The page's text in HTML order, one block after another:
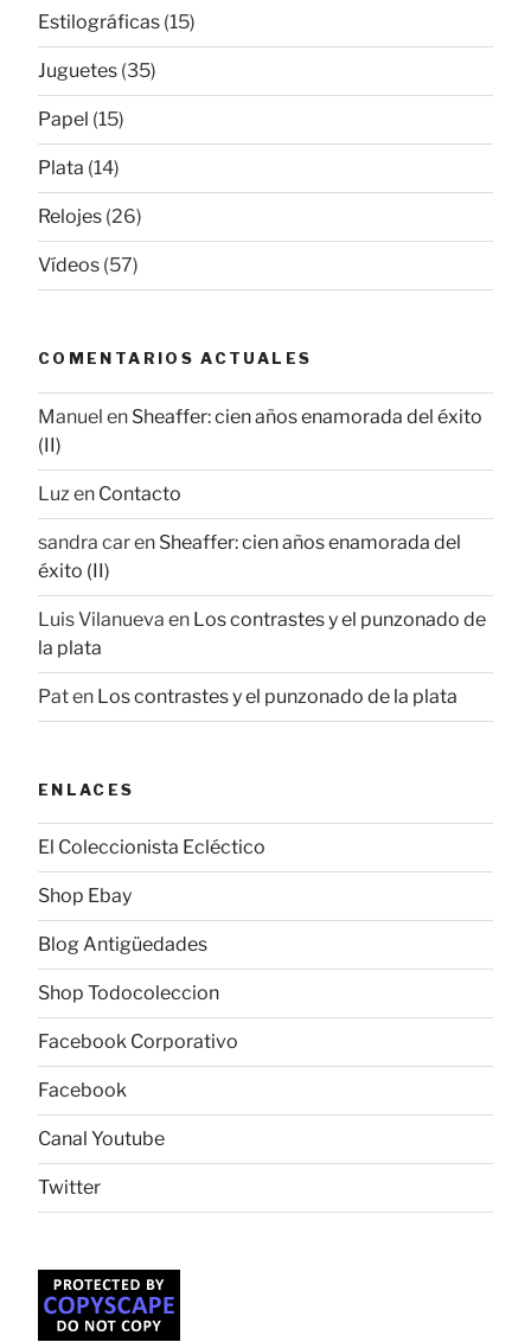
Estilográficas (15)
Juguetes (35)
Papel (15)
Plata (14)
Relojes (26)
Vídeos (57)
COMENTARIOS ACTUALES
Manuel en Sheaffer: cien años enamorada del éxito
(II)
Luz en Contacto
sandra caren Sheaffer: cien años enamorada del
éxito (II)
Luis Vilanueva en Los contrastes y el punzonado de
la plata
Paten Los contrastes y el punzonado de la plata
ENLACES
El Coleccionista Ecléctico
Shop Ebay
Blog Antigüedades
Shop Todocoleccion
Facebook Corporativo
Facebook
Canal Youtube
Twitter